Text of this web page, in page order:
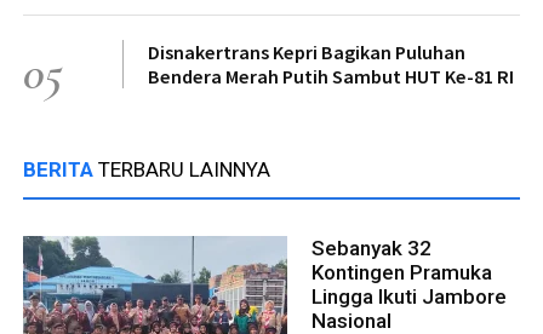
05
Disnakertrans Kepri Bagikan Puluhan
Bendera Merah Putih Sambut HUT Ke-81 RI
BERITA TERBARU LAINNYA
Sebanyak 32
Kontingen Pramuka
Lingga Ikuti Jambore
Nasional